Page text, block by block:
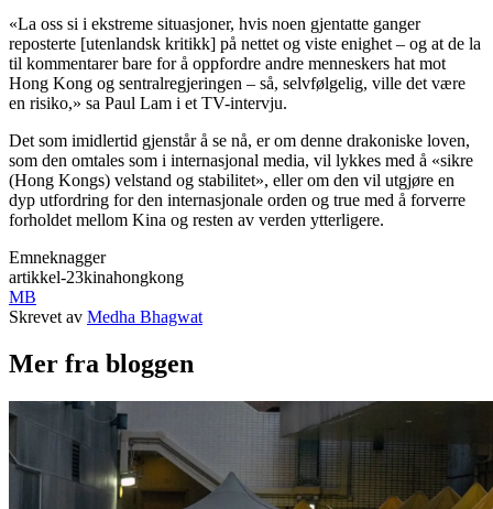
«La oss si i ekstreme situasjoner, hvis noen gjentatte ganger
reposterte [utenlandsk kritikk] på nettet og viste enighet – og at de la
til kommentarer bare for å oppfordre andre menneskers hat mot
Hong Kong og sentralregjeringen – så, selvfølgelig, ville det være
en risiko,» sa Paul Lam i et TV-intervju.
Det som imidlertid gjenstår å se nå, er om denne drakoniske loven,
som den omtales som i internasjonal media, vil lykkes med å «sikre
(Hong Kongs) velstand og stabilitet», eller om den vil utgjøre en
dyp utfordring for den internasjonale orden og true med å forverre
forholdet mellom Kina og resten av verden ytterligere.
Emneknagger
artikkel-23kinahongkong
MB
Skrevet av Medha Bhagwat
Mer fra bloggen